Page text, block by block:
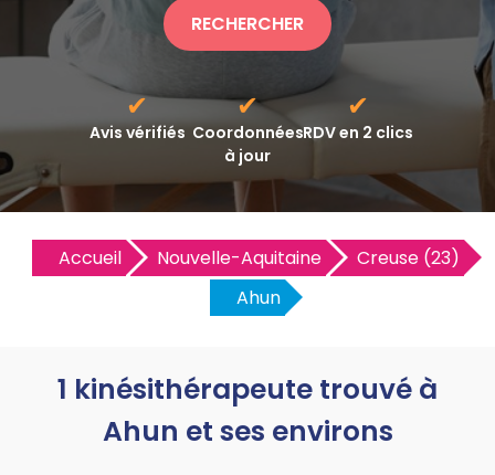
RECHERCHER
✔
Avis vérifiés
✔
Coordonnées
à jour
✔
RDV en 2 clics
Accueil Nouvelle-Aquitaine
Creuse (23)
Ahun
1 kinésithérapeute trouvé à
Ahun et ses environs